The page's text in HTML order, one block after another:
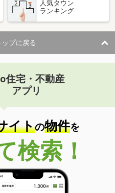
綴喜郡宇治田原町大字高尾小字
屋町西入御池大東町
東町
・事務所
油小路東入大黒町
万円
人気タウン
ランキング
プに戻る
住宅・不動産
アプリ
イトの物件を
検索！